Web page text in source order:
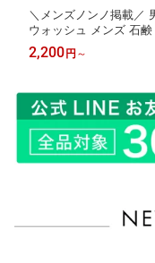
＼メンズノンノ掲載／
ウォッシュ メンズ 石
ギフト スキンケア ニ
ンズコスメ ギフト 花粉
2,200 円 ～